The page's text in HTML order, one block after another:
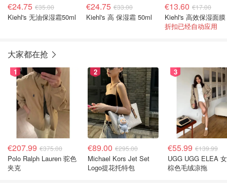
€24.75 €35.00
Kiehl's 无油保湿霜50ml
€24.75 €33.00
Kiehl's 高 保湿霜 50ml
€13.60 €17.00
Kiehl's 高效保湿面膜
折扣已经自动应用
大家都在抢
1
€207.99 €375.00
Polo Ralph Lauren 驼色
夹克
2
€89.00 €295.00
Michael Kors Jet Set
Logo提花托特包
3
€55.99 €139.99
UGG UGG ELEA
棕色毛绒凉拖